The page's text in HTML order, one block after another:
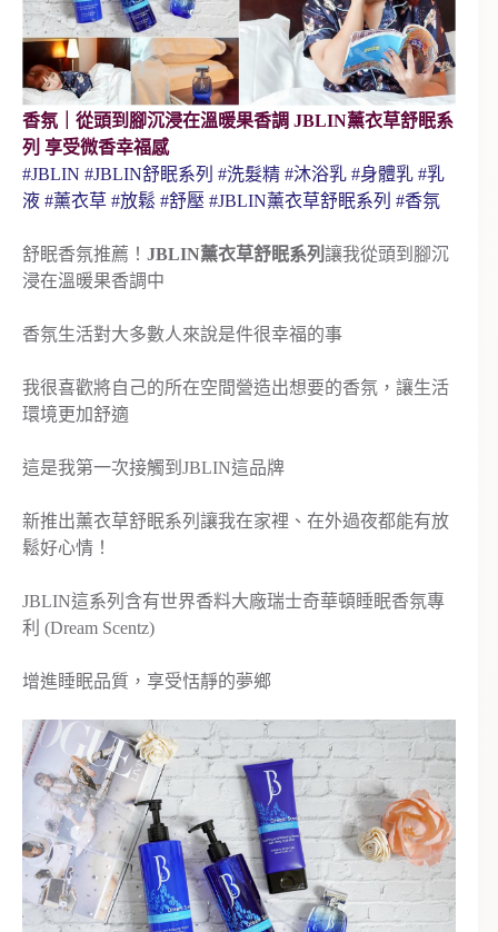
香氛｜從頭到腳沉浸在溫暖果香調 JBLIN薰衣草舒眠系
列 享受微香幸福感
#JBLIN #JBLIN舒眠系列 #洗髮精 #沐浴乳 #身體乳 #乳
液 #薰衣草 #放鬆 #舒壓 #JBLIN薰衣草舒眠系列 #香氛
舒眠香氛推薦！ JBLIN薰衣草舒眠系列 讓我從頭到腳沉
浸在溫暖果香調中
香氛生活對大多數人來說是件很幸福的事
我很喜歡將自己的所在空間營造出想要的香氛，讓生活
環境更加舒適
這是我第一次接觸到JBLIN這品牌
新推出薰衣草舒眠系列讓我在家裡、在外過夜都能有放
鬆好心情！
JBLIN這系列含有世界香料大廠瑞士奇華頓睡眠香氛專
利 (Dream Scentz)
增進睡眠品質，享受恬靜的夢鄉